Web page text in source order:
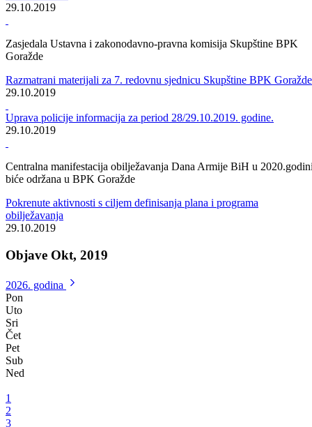
Vlada Bosansko-podrinjskog kantona Goražde održala 23. redovnu
sjednicu
Odobrena isplata pete rate studentskih stipendija studentima s prostora
BPK Goražde
29.10.2019